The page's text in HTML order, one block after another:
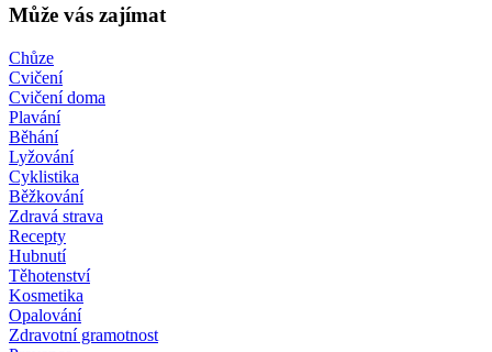
Může vás zajímat
Chůze
Cvičení
Cvičení doma
Plavání
Běhání
Lyžování
Cyklistika
Běžkování
Zdravá strava
Recepty
Hubnutí
Těhotenství
Kosmetika
Opalování
Zdravotní gramotnost